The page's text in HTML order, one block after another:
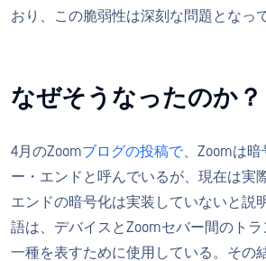
おり、この脆弱性は深刻な問題となっ
なぜそうなったのか？
4月のZoomブログの投稿で、Zoomは
ー・エンドと呼んでいるが、現在は実
エンドの暗号化は実装していないと説
語は、デバイスとZoomセバー間のト
一種を表すために使用している。その